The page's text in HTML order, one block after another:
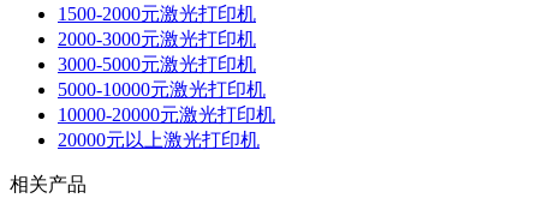
1500-2000元激光打印机
2000-3000元激光打印机
3000-5000元激光打印机
5000-10000元激光打印机
10000-20000元激光打印机
20000元以上激光打印机
相关产品